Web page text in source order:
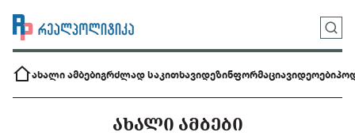
ახალი ამბებიგრძლად საკითხავიდეზინფორმაციავიდეოები
ᲐᲮᲐᲚᲘ ᲐᲛᲑᲔᲑᲘ